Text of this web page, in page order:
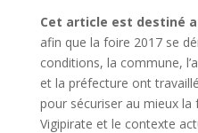
Cet article est destiné
afin que la foire 2017 se
conditions, la commune,
et la préfecture ont
pour sécuriser au mieux la
Vigipirate et le contexte